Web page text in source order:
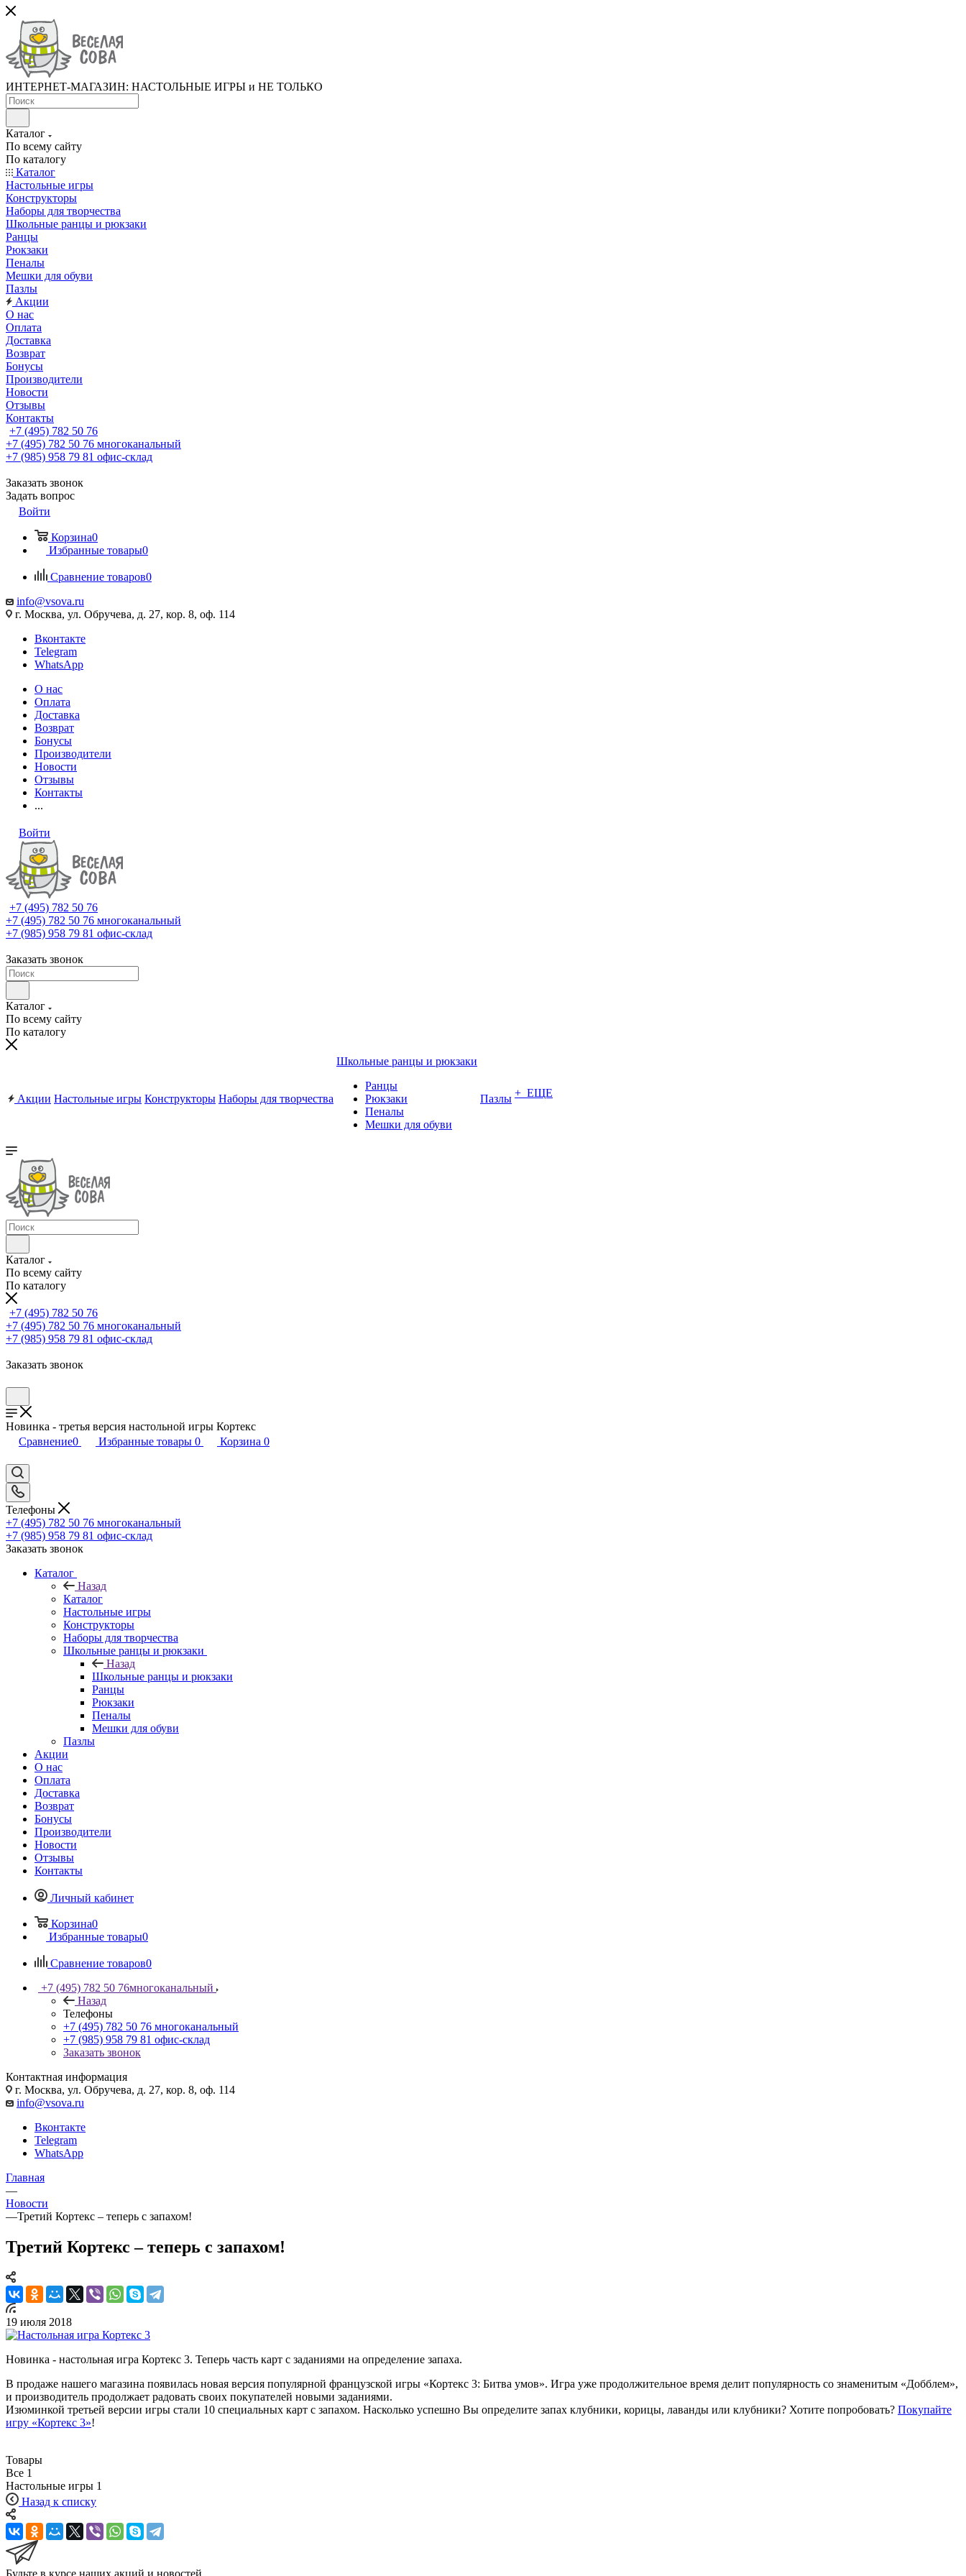
ИНТЕРНЕТ-МАГАЗИН: НАСТОЛЬНЫЕ ИГРЫ и НЕ ТОЛЬКО
Каталог
По всему сайту
По каталогу
Каталог
Настольные игры
Конструкторы
Наборы для творчества
Школьные ранцы и рюкзаки
Ранцы
Рюкзаки
Пеналы
Мешки для обуви
Пазлы
Акции
О нас
Оплата
Доставка
Возврат
Бонусы
Производители
Новости
Отзывы
Контакты
+7 (495) 782 50 76
+7 (495) 782 50 76 многоканальный
+7 (985) 958 79 81 офис-склад
Заказать звонок
Задать вопрос
Войти
Корзина0
Избранные товары0
Сравнение товаров0
info@vsova.ru
г. Москва, ул. Обручева, д. 27, кор. 8, оф. 114
Вконтакте
Telegram
WhatsApp
О нас
Оплата
Доставка
Возврат
Бонусы
Производители
Новости
Отзывы
Контакты
...
Войти
+7 (495) 782 50 76
+7 (495) 782 50 76 многоканальный
+7 (985) 958 79 81 офис-склад
Заказать звонок
Каталог
По всему сайту
По каталогу
Акции Настольные игры Конструкторы Наборы для творчества
Школьные ранцы и рюкзаки
Ранцы
Рюкзаки
Пеналы
Мешки для обуви
Пазлы + ЕЩЕ
Каталог
По всему сайту
По каталогу
+7 (495) 782 50 76
+7 (495) 782 50 76 многоканальный
+7 (985) 958 79 81 офис-склад
Заказать звонок
Новинка - третья версия настольной игры Кортекс
Сравнение0 Избранные товары 0 Корзина 0
Телефоны
+7 (495) 782 50 76 многоканальный
+7 (985) 958 79 81 офис-склад
Заказать звонок
Каталог
Назад
Каталог
Настольные игры
Конструкторы
Наборы для творчества
Школьные ранцы и рюкзаки
Назад
Школьные ранцы и рюкзаки
Ранцы
Рюкзаки
Пеналы
Мешки для обуви
Пазлы
Акции
О нас
Оплата
Доставка
Возврат
Бонусы
Производители
Новости
Отзывы
Контакты
Личный кабинет
Корзина0
Избранные товары0
Сравнение товаров0
+7 (495) 782 50 76многоканальный
Назад
Телефоны
+7 (495) 782 50 76 многоканальный
+7 (985) 958 79 81 офис-склад
Заказать звонок
Контактная информация
г. Москва, ул. Обручева, д. 27, кор. 8, оф. 114
info@vsova.ru
Вконтакте
Telegram
WhatsApp
Главная
—
Новости
—Третий Кортекс – теперь с запахом!
Третий Кортекс – теперь с запахом!
19 июля 2018
Новинка - настольная игра Кортекс 3. Теперь часть карт с заданиями на определение запаха.
В продаже нашего магазина появилась новая версия популярной французской игры «Кортекс 3: Битва умов». Игра уже продолжительное время делит популярность со знаменитым «Добблем»,
и производитель продолжает радовать своих покупателей новыми заданиями.
Изюминкой третьей версии игры стали 10 специальных карт с запахом. Насколько успешно Вы определите запах клубники, корицы, лаванды или клубники? Хотите попробовать? Покупайте
игру «Кортекс 3»!
Товары
Все 1
Настольные игры 1
Назад к списку
Будьте в курсе наших акций и новостей